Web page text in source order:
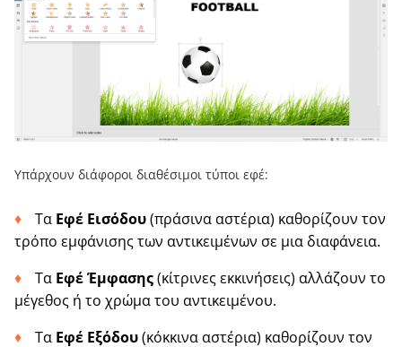
Υπάρχουν διάφοροι διαθέσιμοι τύποι εφέ:
Τα Εφέ Εισόδου(πράσινα αστέρια) καθορίζουν τον
τρόπο εμφάνισης των αντικειμένων σε μια διαφάνεια.
Τα Εφέ Έμφασης(κίτρινες εκκινήσεις) αλλάζουν το
μέγεθος ή το χρώμα του αντικειμένου.
Τα Εφέ Εξόδου(κόκκινα αστέρια) καθορίζουν τον